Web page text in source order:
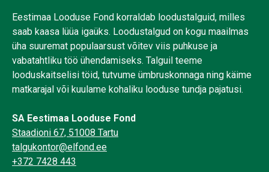
Eestimaa Looduse Fond korraldab loodustalguid, milles
saab kaasa lüüa igaüks. Loodustalgud on kogu maailmas
üha suuremat populaarsust võitev viis puhkuse ja
vabatahtliku töö ühendamiseks. Talguil teeme
looduskaitselisi töid, tutvume ümbruskonnaga ning käime
matkarajal või kuulame kohaliku looduse tundja pajatusi.
SA Eestimaa Looduse Fond
Staadioni 67, 51008 Tartu
talgukontor@elfond.ee
+372 7428 443